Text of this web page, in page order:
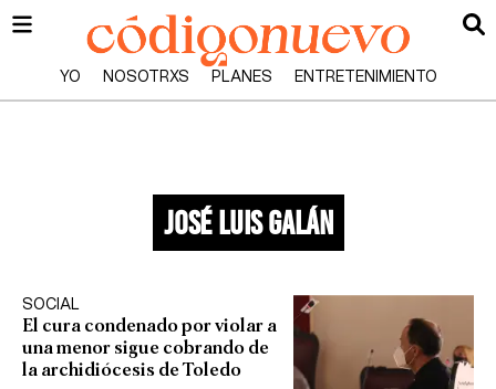
YO NOSOTRXS PLANES ENTRETENIMIENTO
josé luis galán
SOCIAL
El cura condenado por violar a
una menor sigue cobrando de
la archidiócesis de Toledo